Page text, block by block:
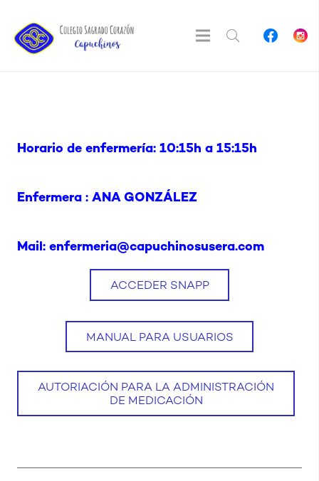
Horario de enfermería: 10:15h a 15:15h
Enfermera : ANA GONZÁLEZ
Mail: enfermeria@capuchinosusera.com
ACCEDER SNAPP
MANUAL PARA USUARIOS
AUTORIACIÓN PARA LA ADMINISTRACIÓN
DE MEDICACIÓN